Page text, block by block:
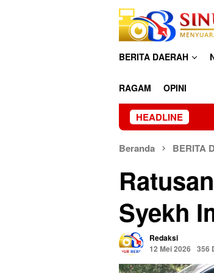
BERITA DAERAH
RAGAM OPINI
HEADLINE
Beranda BERITA
Syekh
Redaksi
12 Mei 2026
356